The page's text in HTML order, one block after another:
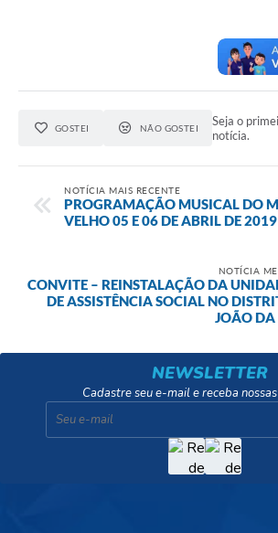
GOSTEI NÃO GOSTEI
Seja o
notícia.
NOTÍCIA MAIS RECENTE
PROGRAMAÇÃO MUSICAL DO
VELHO 05 E 06 DE ABRIL DE 2019
NOTÍCIA
CONVITE – REINSTALAÇÃO DA
DE ASSISTÊNCIA SOCIAL NO
JOÃO
NEWSLETTER
Cadastre seu e-mail e receba